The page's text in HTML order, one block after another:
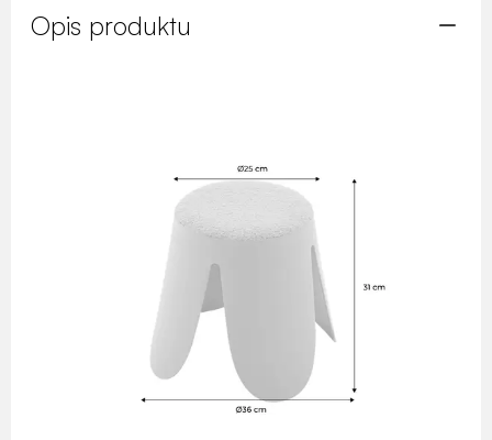
Opis produktu